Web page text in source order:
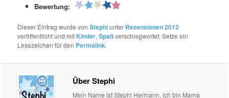
Bewertung:
Dieser Eintrag wurde vonStephiunter Rezensionen 2012
veröffentlicht und mit Kinder,Spaßverschlagwortet. Setze ein
Lesezeichen für den Permalink.
Über Stephi
Mein Name ist Stephi Hermann, ich bin Mama